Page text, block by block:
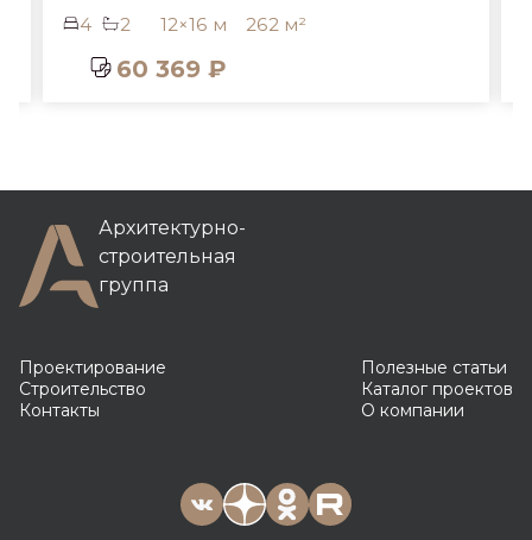
2 12×16 м 262 м²
60 369 ₽
Архитектурно-
строительная
группа
Проектирование
Строительство
Контакты
Полезные статьи
Каталог проектов
О компании